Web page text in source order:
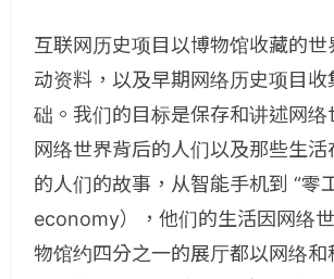
互联网历史项目以博物馆收藏的世
动资料，以及早期网络历史项目收
础。我们的目标是保存和讲述网络
网络世界背后的人们以及那些生活
的人们的故事，从智能手机到 “零
economy），他们的生活因网络
物馆约四分之一的展厅都以网络和